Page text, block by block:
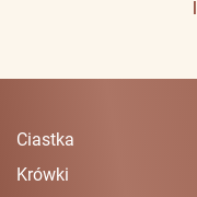
Ciastka
Krówki